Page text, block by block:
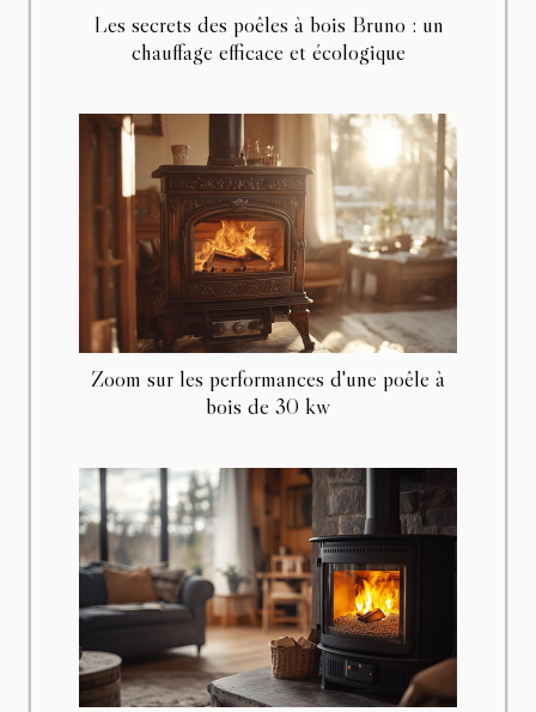
Les secrets des poêles à bois Bruno : un
chauffage efficace et écologique
Zoom sur les performances d'une poêle à
bois de 30 kw